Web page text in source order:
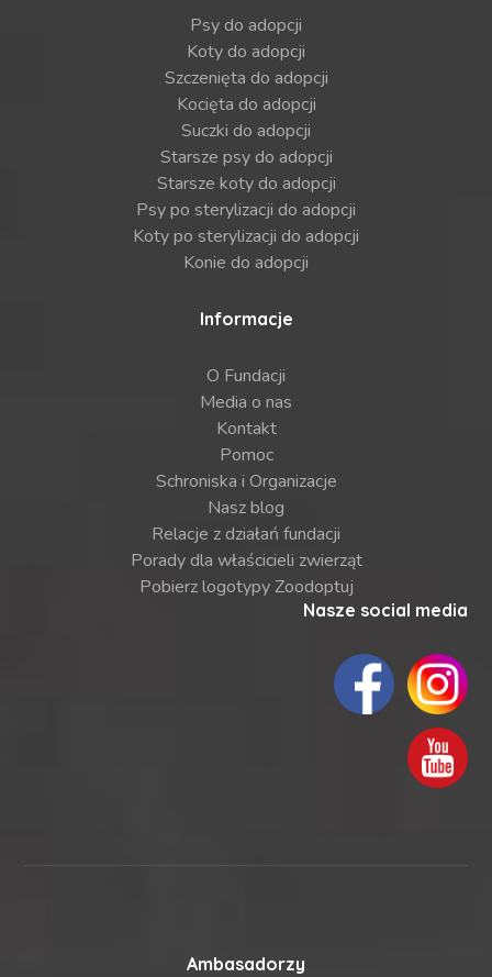
Psy do adopcji
Koty do adopcji
Szczenięta do adopcji
Kocięta do adopcji
Suczki do adopcji
Starsze psy do adopcji
Starsze koty do adopcji
Psy po sterylizacji do adopcji
Koty po sterylizacji do adopcji
Konie do adopcji
Informacje
O Fundacji
Media o nas
Kontakt
Pomoc
Schroniska i Organizacje
Nasz blog
Relacje z działań fundacji
Porady dla właścicieli zwierząt
Pobierz logotypy Zoodoptuj
Nasze social media
Ambasadorzy